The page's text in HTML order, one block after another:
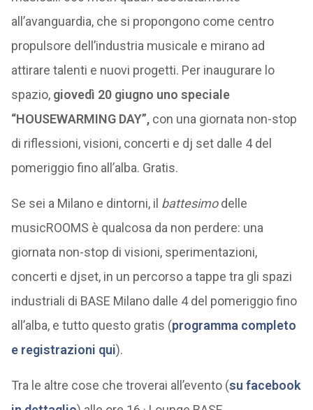
all’avanguardia, che si propongono come centro
propulsore dell’industria musicale e mirano ad
attirare talenti e nuovi progetti. Per inaugurare lo
spazio,giovedì 20 giugno uno speciale
“HOUSEWARMING DAY”,con una giornata non-stop
di riflessioni, visioni, concerti e dj set dalle 4 del
pomeriggio fino all’alba. Gratis.
Se sei a Milano e dintorni, il battesimodelle
musicROOMS è qualcosa da non perdere: una
giornata non-stop di visioni, sperimentazioni,
concerti e djset, in un percorso a tappe tra gli spazi
industriali di BASE Milano dalle 4 del pomeriggio fino
all’alba, e tutto questo gratis (programma completo
e registrazioni qui).
Tra le altre cose che troverai all’evento (su facebook